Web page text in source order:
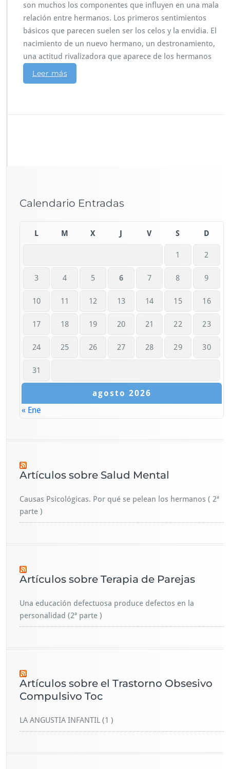
son muchos los componentes que influyen en una mala
relación entre hermanos. Los primeros sentimientos
básicos que parecen suelen ser los celos y la envidia. El
nacimiento de un nuevo hermano, un destronamiento,
una actitud rivalizadora que aparece de los hermanos
Leer más
Calendario Entradas
agosto 2026
L M X V S D
1 2
3 4 5 6 7 8 9
10 11 12 13 14 15 16
17 18 19 20 21 22 23
24 25 26 27 28 29 30
31
« Ene
Artículos sobre Salud Mental
Causas Psicológicas. Por qué se pelean los hermanos ( 2ª
parte )
Artículos sobre Terapia de Parejas
Una educación defectuosa produce defectos en la
personalidad (2ª parte )
Artículos sobre el Trastorno Obsesivo
Compulsivo Toc
LA ANGUSTIA INFANTIL (1 )